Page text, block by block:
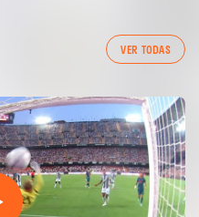
VER TODAS